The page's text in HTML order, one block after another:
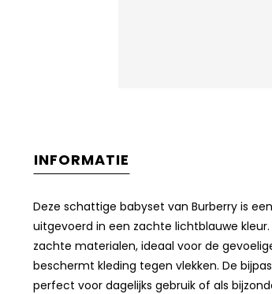
INFORMATIE
Deze schattige babyset van Burberry is
uitgevoerd in een zachte lichtblauwe
zachte materialen, ideaal voor de
beschermt kleding tegen vlekken. De
perfect voor dagelijks gebruik of als